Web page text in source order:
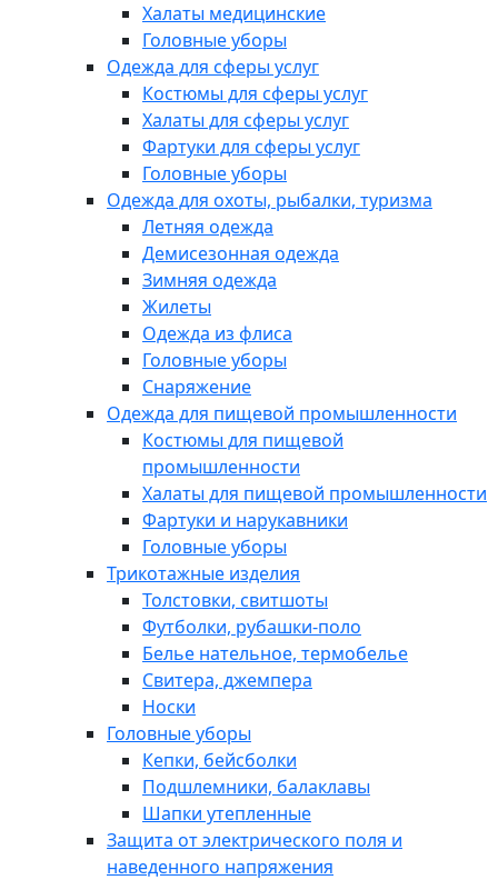
Халаты медицинские
Головные уборы
Одежда для сферы услуг
Костюмы для сферы услуг
Халаты для сферы услуг
Фартуки для сферы услуг
Головные уборы
Одежда для охоты, рыбалки, туризма
Летняя одежда
Демисезонная одежда
Зимняя одежда
Жилеты
Одежда из флиса
Головные уборы
Снаряжение
Одежда для пищевой промышленности
Костюмы для пищевой
промышленности
Халаты для пищевой промышленности
Фартуки и нарукавники
Головные уборы
Трикотажные изделия
Толстовки, свитшоты
Футболки, рубашки-поло
Белье нательное, термобелье
Свитера, джемпера
Носки
Головные уборы
Кепки, бейсболки
Подшлемники, балаклавы
Шапки утепленные
Защита от электрического поля и
наведенного напряжения